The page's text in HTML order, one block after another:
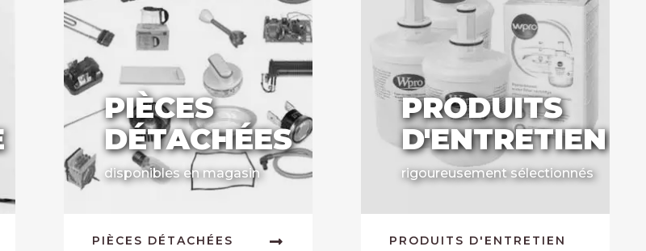
PIÈCES
DÉTACHÉES
disponibles en magasin
PIÈCES DÉTACHÉES
PRODUITS
D'ENTRETIEN
rigoureusement sélectionnés
PRODUITS D'ENTRETIEN